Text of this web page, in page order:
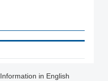
Information in English